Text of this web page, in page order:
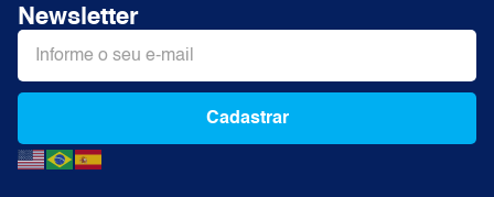
Newsletter
Cadastrar
Alternative: